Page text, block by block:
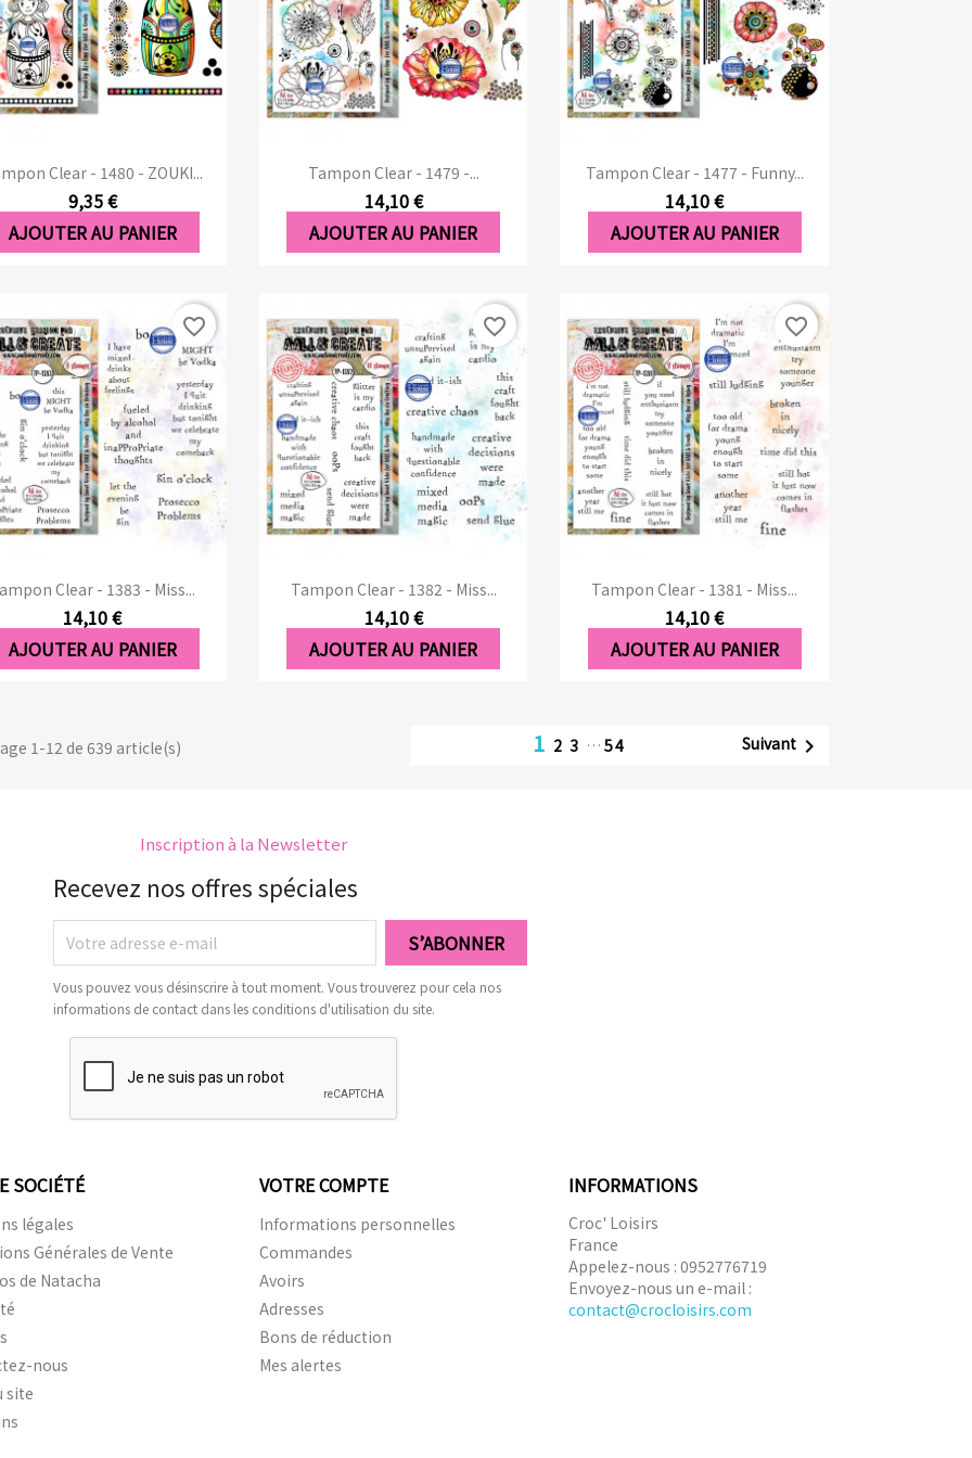
Clear - 1480 - ZOUKI...
9,35 €
AJOUTER AU PANIER
Aperçu rapide Tampon Clear - 1479 -...
14,10 €
AJOUTER AU PANIER
Aperçu rapide Tampon Clear - 1477 - Funny...
14,10 €
AJOUTER AU PANIER
Aperçu rapide
Clear - 1383 - Miss...
14,10 €
AJOUTER AU PANIER
Aperçu rapide
favorite_border
Tampon Clear - 1382 - Miss...
14,10 €
AJOUTER AU PANIER
Aperçu rapide
favorite_border
Tampon Clear - 1381 - Miss...
14,10 €
AJOUTER AU PANIER
Aperçu rapide
favorite_border
1-12 de 639 article(s) 1 2 3 … 54 Suivant
Inscription à la Newsletter
Recevez nos offres spéciales
Vous pouvez vous désinscrire à tout moment. Vous trouverez pour cela nos
informations de contact dans les conditions d'utilisation du site.
SOCIÉTÉ
légales
Générales de Vente
de Natacha
nous
site
VOTRE COMPTE
Informations personnelles
Commandes
Avoirs
Adresses
Bons de réduction
Mes alertes
INFORMATIONS
Croc' Loisirs
France
Appelez-nous : 0952776719
Envoyez-nous un e-mail :
contact@crocloisirs.com